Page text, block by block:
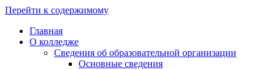
Перейти к содержимому
Главная
О колледже
Сведения об образовательной организации
Основные сведения